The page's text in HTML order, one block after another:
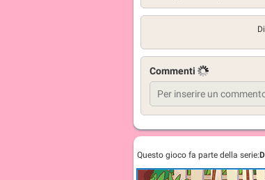
Commenti
Questo gioco fa parte della serie: